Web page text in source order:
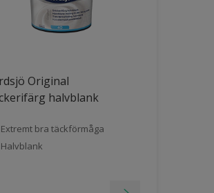
Original
halvblank
Extremt bra täckförmåga
Halvblank